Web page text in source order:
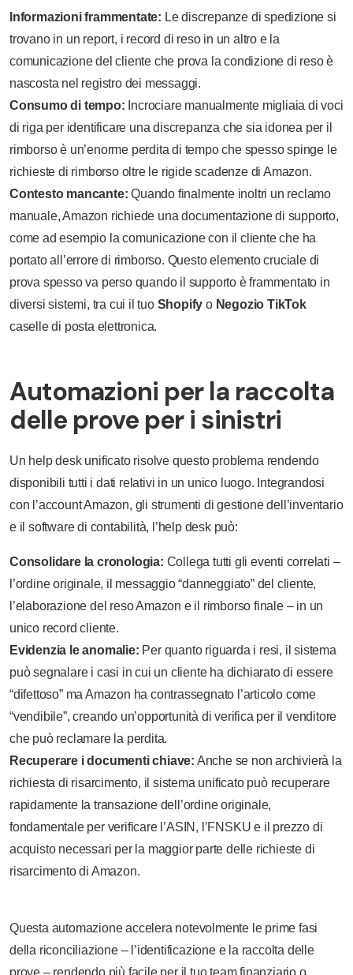
Informazioni frammentate: Le discrepanze di spedizione si
trovano in un report, i record di reso in un altro e la
comunicazione del cliente che prova la condizione di reso è
nascosta nel registro dei messaggi.
Consumo di tempo: Incrociare manualmente migliaia di voci
di riga per identificare una discrepanza che sia idonea per il
rimborso è un’enorme perdita di tempo che spesso spinge le
richieste di rimborso oltre le rigide scadenze di Amazon.
Contesto mancante: Quando finalmente inoltri un reclamo
manuale, Amazon richiede una documentazione di supporto,
come ad esempio la comunicazione con il cliente che ha
portato all’errore di rimborso. Questo elemento cruciale di
prova spesso va perso quando il supporto è frammentato in
diversi sistemi, tra cui il tuo Shopify o Negozio TikTok
caselle di posta elettronica.
Automazioni per la raccolta
delle prove per i sinistri
Un help desk unificato risolve questo problema rendendo
disponibili tutti i dati relativi in un unico luogo. Integrandosi
con l’account Amazon, gli strumenti di gestione dell’inventario
e il software di contabilità, l’help desk può:
Consolidare la cronologia: Collega tutti gli eventi correlati –
l’ordine originale, il messaggio “danneggiato” del cliente,
l’elaborazione del reso Amazon e il rimborso finale – in un
unico record cliente.
Evidenzia le anomalie: Per quanto riguarda i resi, il sistema
può segnalare i casi in cui un cliente ha dichiarato di essere
“difettoso” ma Amazon ha contrassegnato l’articolo come
“vendibile”, creando un’opportunità di verifica per il venditore
che può reclamare la perdita.
Recuperare i documenti chiave: Anche se non archivierà la
richiesta di risarcimento, il sistema unificato può recuperare
rapidamente la transazione dell’ordine originale,
fondamentale per verificare l’ASIN, l’FNSKU e il prezzo di
acquisto necessari per la maggior parte delle richieste di
risarcimento di Amazon.
Questa automazione accelera notevolmente le prime fasi
della riconciliazione – l’identificazione e la raccolta delle